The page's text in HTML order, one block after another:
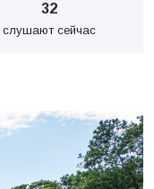
32
слушают сейчас